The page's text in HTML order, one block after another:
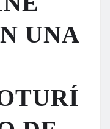
UNA